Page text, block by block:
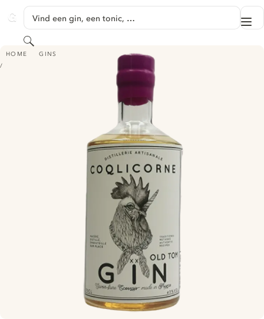
GINVENTORY
Vind een gin, een tonic, …
Zoeken
HOME GINS
501 - COQLICORNE GIN